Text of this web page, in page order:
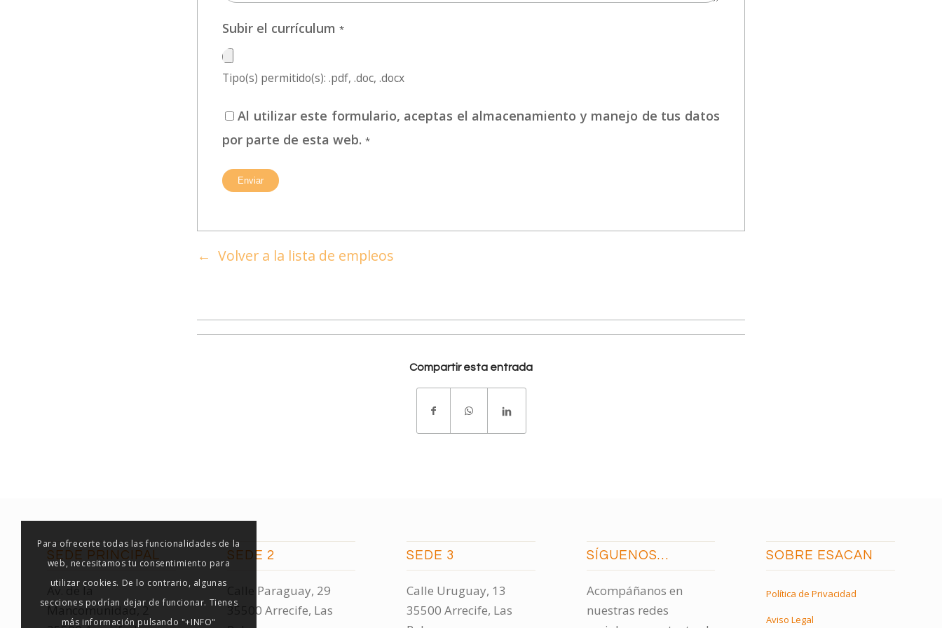
Subir el currículum *
Tipo(s) permitido(s): .pdf, .doc, .docx
Al utilizar este formulario, aceptas el almacenamiento y manejo de tus datos
por parte de esta web. *
Volver a la lista de empleos
Compartir esta entrada
SEDE PRINCIPAL
Av. de la
Mancomunidad, 2
SEDE 2
Calle Paraguay, 29
35500 Arrecife, Las
SEDE 3
Calle Uruguay, 13
35500 Arrecife, Las
SÍGUENOS…
Acompáñanos en
nuestras redes
SOBRE ESACAN
Política de Privacidad
Aviso Legal
Para ofrecerte todas las funcionalidades de la
web, necesitamos tu consentimiento para
utilizar cookies. De lo contrario, algunas
secciones podrían dejar de funcionar. Tienes
más información pulsando "+INFO"